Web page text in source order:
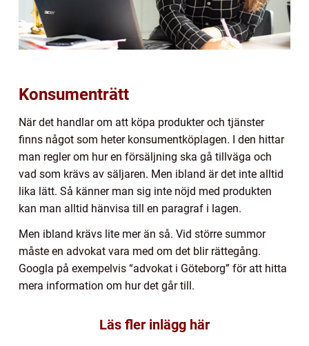
Konsumenträtt
När det handlar om att köpa produkter och tjänster
finns något som heter konsumentköplagen. I den hittar
man regler om hur en försäljning ska gå tillväga och
vad som krävs av säljaren. Men ibland är det inte alltid
lika lätt. Så känner man sig inte nöjd med produkten
kan man alltid hänvisa till en paragraf i lagen.
Men ibland krävs lite mer än så. Vid större summor
måste en advokat vara med om det blir rättegång.
Googla på exempelvis “advokat i Göteborg” för att hitta
mera information om hur det går till.
Läs fler inlägg här